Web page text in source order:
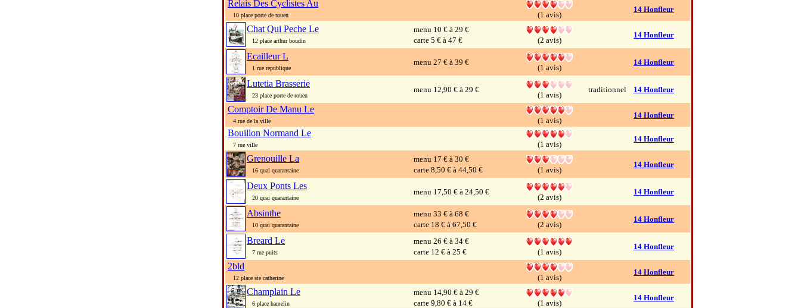
Relais Des Cyclistes Au
10 place porte de rouen (1 avis)
14 Honfleur
Chat Qui Peche Le
12 place arthur boudin
menu 10 € à 29 €
carte 5 € à 47 €
(2 avis)
14 Honfleur
Ecailleur L
1 rue republique
menu 27 € à 39 €
(1 avis)
14 Honfleur
Lutetia Brasserie
23 place porte de rouen
menu 12,90 € à 29 €
(1 avis)
traditionnel 14 Honfleur
Comptoir De Manu Le
4 rue de la ville (1 avis)
14 Honfleur
Bouillon Normand Le
7 rue ville (1 avis)
14 Honfleur
Grenouille La
16 quai quarantaine
menu 17 € à 30 €
carte 8,50 € à 44,50 €
(1 avis)
14 Honfleur
Deux Ponts Les
20 quai quarantaine
menu 17,50 € à 24,50 €
(2 avis)
14 Honfleur
Absinthe
10 quai quarantaine
menu 33 € à 68 €
carte 18 € à 67,50 €
(2 avis)
14 Honfleur
Breard Le
7 rue puits
menu 26 € à 34 €
carte 12 € à 25 €
(1 avis)
14 Honfleur
2bld
12 place ste catherine (1 avis)
14 Honfleur
Champlain Le
6 place hamelin
menu 14,90 € à 29 €
carte 9,80 € à 14 €
(1 avis)
14 Honfleur